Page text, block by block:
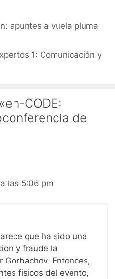
apuntes a vuela pluma
1: Comunicación y
CODE:
de
las 5:06 pm
que ha sido una
y fraude la
Gorbachov. Entonces,
fisicos del evento,